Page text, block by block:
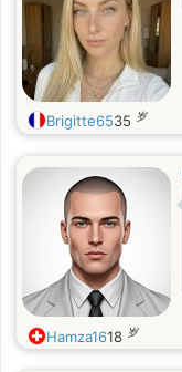
Brigitte6535 岁
Hamza1618 岁